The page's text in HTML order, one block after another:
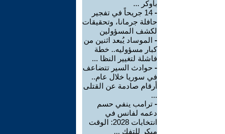
بأوكر ...
-
14 جريحاً في تفجير
حافلة جرمانا، وتحقيقات
لكشف المسؤولين
- الموساد يُبعد اثنين من
كبار مسؤوليه.. خطة
فاشلة لتغيير النظا ...
- حوادث السير تتضاعف
في سوريا خلال عام..
أرقام صادمة عن القتلى
...
- ترامب ينفي حسم
دعمه لفانس في
انتخابات 2028: الوقت
مبكر للتفك ...